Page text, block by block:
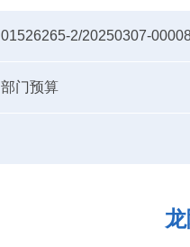
01526265-2/20250307-
部门预算